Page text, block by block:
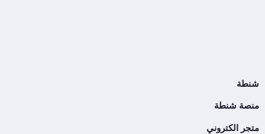
شنطة
منصة شنطة
متجر الكتروني